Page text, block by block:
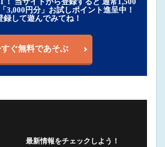
3,000円分」お試しポイント進呈中！
録して遊んでみてね！
ぐ無料であそぶ
最新情報をチェックしよう！